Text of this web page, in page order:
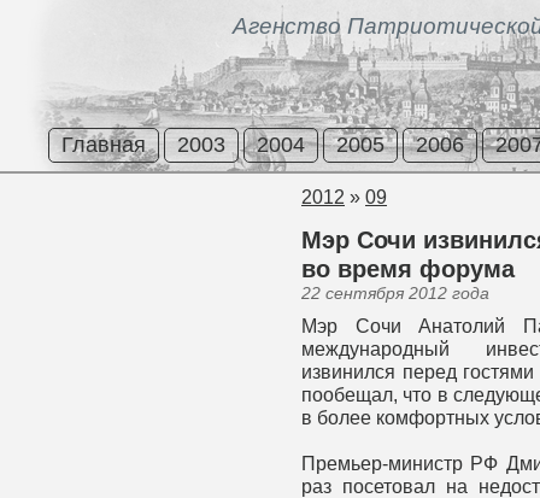
Агенство
Главная 2003 2004 2005 2006
2012 » 09
Мэр Сочи
во время форума
22 сентября 2012 года
Мэр Сочи Анатолий
международный
извинился перед
пообещал, что в
в более комфортных
Премьер-министр РФ
раз посетовал на